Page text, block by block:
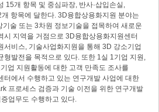
15개 항목 및 중심파장, 반사·삽입손실,
항목에 달한다. 3D융합상용화지원 분야는
술 또는 3차원 정보기술을 접목하여 새로운
시 지역을 거점으로 3D융합상용화지원센터
서비스, 기술사업화지원을 통해 3D 강소기업
형발전을 목적으로 있다. 또한 1실 1기업 지원,
업 지원활동에 대한 고객 만족도 조사를
터에서 수행하고 있는 연구개발 사업에 대한
프로세스 검증과 기술 이전을 위한 연구개발
업무도 수행하고 있다.